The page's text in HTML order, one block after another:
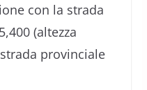
con la strada
(altezza
provinciale